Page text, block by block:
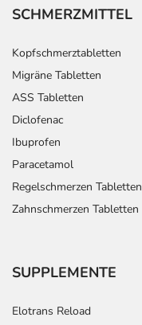
SCHMERZMITTEL
Kopfschmerztabletten
Migräne Tabletten
ASS Tabletten
Diclofenac
Ibuprofen
Paracetamol
Regelschmerzen Tabletten
Zahnschmerzen Tabletten
SUPPLEMENTE
Elotrans Reload